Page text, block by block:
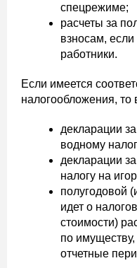
спецрежиме;
расчеты за
взносам,
работники.
Если имеется
налогообложения, то
декларации
водному
декларации
налогу на
полугодовой
идет о
стоимости)
по
отчетные